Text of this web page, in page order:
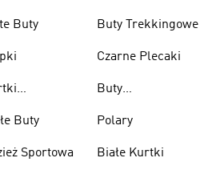
Buty
Buty
Sportowa
Buty Trekkingowe
Czarne Plecaki
Buty
Polary
Białe Kurtki